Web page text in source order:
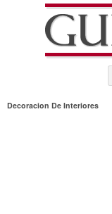
Decoracion De Interiores